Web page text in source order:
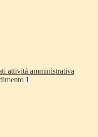
attività amministrativa
1